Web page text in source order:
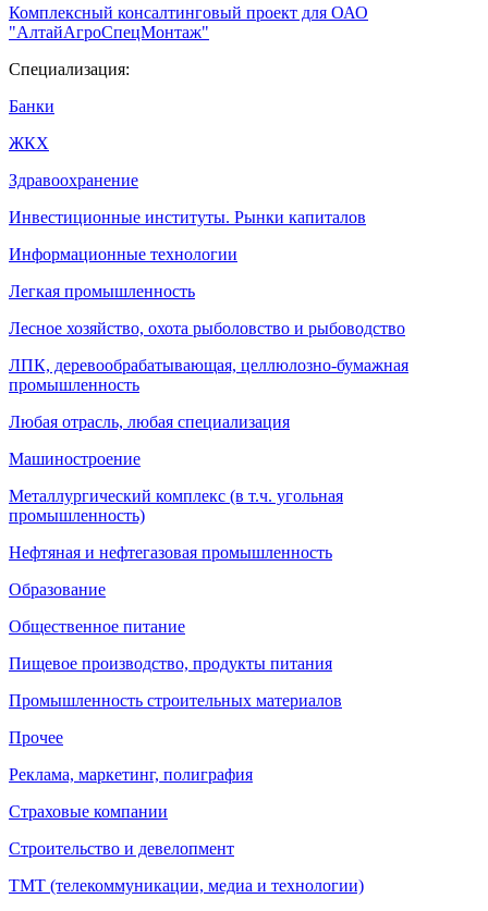
Комплексный консалтинговый проект для ОАО
"АлтайАгроСпецМонтаж"
Специализация:
Банки
ЖКХ
Здравоохранение
Инвестиционные институты. Рынки капиталов
Информационные технологии
Легкая промышленность
Лесное хозяйство, охота рыболовство и рыбоводство
ЛПК, деревообрабатывающая, целлюлозно-бумажная
промышленность
Любая отрасль, любая специализация
Машиностроение
Металлургический комплекс (в т.ч. угольная
промышленность)
Нефтяная и нефтегазовая промышленность
Образование
Общественное питание
Пищевое производство, продукты питания
Промышленность строительных материалов
Прочее
Реклама, маркетинг, полиграфия
Страховые компании
Строительство и девелопмент
ТМТ (телекоммуникации, медиа и технологии)